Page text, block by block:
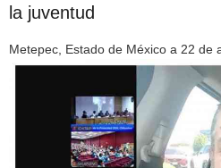
la juventud
Metepec, Estado de México a 22 de